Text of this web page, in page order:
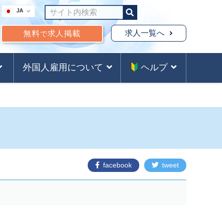
JA
無料で求人掲載 求人一覧へ
外国人雇用について ヘルプ
facebook tweet